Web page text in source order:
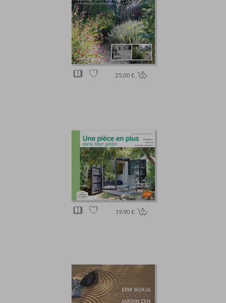
25.00 €
19.90 €